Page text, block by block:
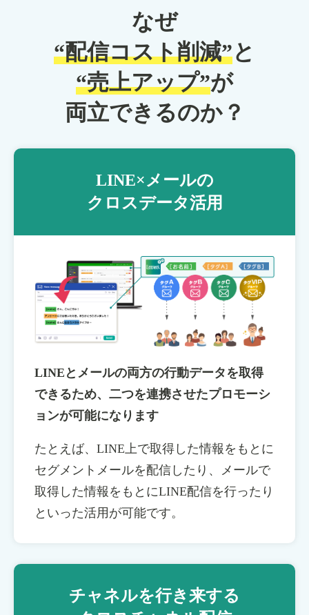
なぜ
“配信コスト削減”と
“売上アップ”が
両立できるのか？
LINE×メールの
クロスデータ活用
LINEとメールの両方の行動データを取得
できるため、二つを連携させたプロモーシ
ョンが可能になります
たとえば、LINE上で取得した情報をもとに
セグメントメールを配信したり、メールで
取得した情報をもとにLINE配信を行ったり
といった活用が可能です。
チャネルを行き来する